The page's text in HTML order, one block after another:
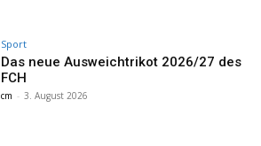
Sport
Das neue Ausweichtrikot 2026/27 des
FCH
cm - 3. August 2026